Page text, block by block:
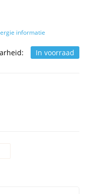
informatie
In voorraad